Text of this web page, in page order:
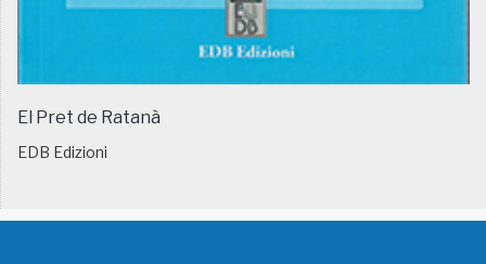
El Pret de Ratanà
EDB Edizioni